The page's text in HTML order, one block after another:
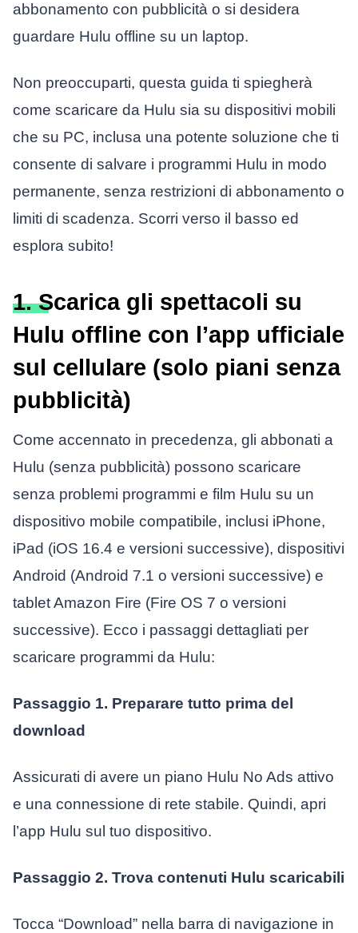
abbonamento con pubblicità o si desidera
guardare Hulu offline su un laptop.
Non preoccuparti, questa guida ti spiegherà
come scaricare da Hulu sia su dispositivi mobili
che su PC, inclusa una potente soluzione che ti
consente di salvare i programmi Hulu in modo
permanente, senza restrizioni di abbonamento o
limiti di scadenza. Scorri verso il basso ed
esplora subito!
1. Scarica gli spettacoli su
Hulu offline con l’app ufficiale
sul cellulare (solo piani senza
pubblicità)
Come accennato in precedenza, gli abbonati a
Hulu (senza pubblicità) possono scaricare
senza problemi programmi e film Hulu su un
dispositivo mobile compatibile, inclusi iPhone,
iPad (iOS 16.4 e versioni successive), dispositivi
Android (Android 7.1 o versioni successive) e
tablet Amazon Fire (Fire OS 7 o versioni
successive). Ecco i passaggi dettagliati per
scaricare programmi da Hulu:
Passaggio 1. Preparare tutto prima del
download
Assicurati di avere un piano Hulu No Ads attivo
e una connessione di rete stabile. Quindi, apri
l’app Hulu sul tuo dispositivo.
Passaggio 2. Trova contenuti Hulu scaricabili
Tocca “Download” nella barra di navigazione in